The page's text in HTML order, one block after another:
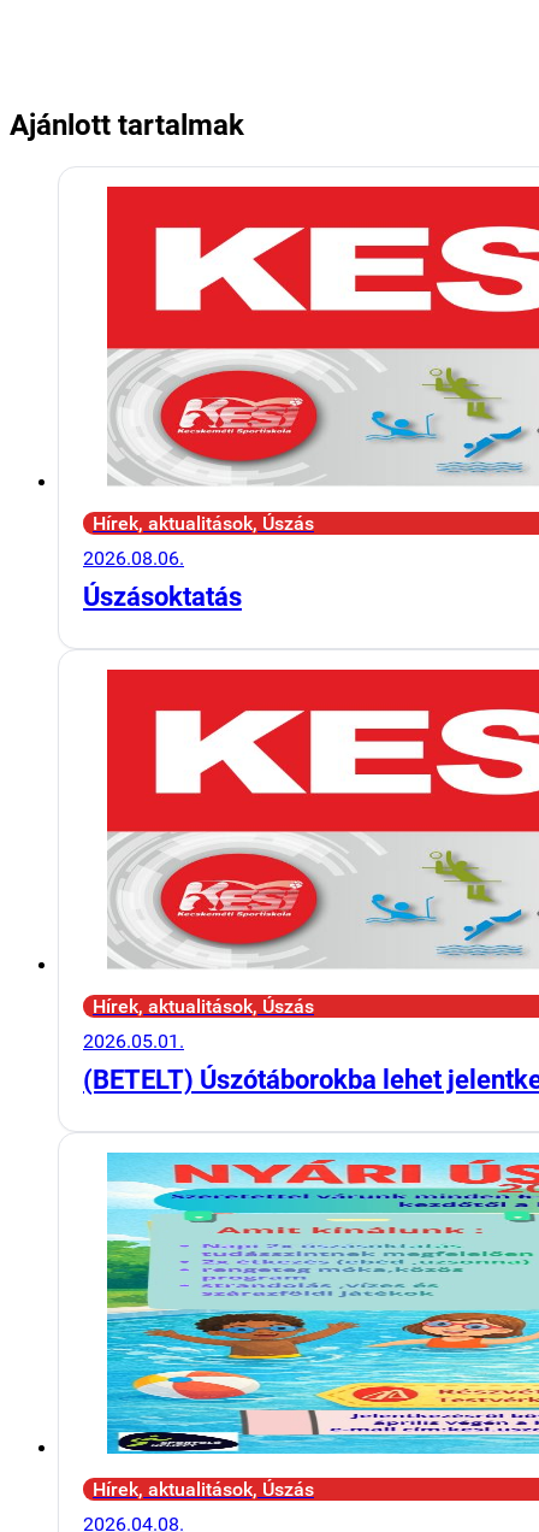
Ajánlott tartalmak
Hírek, aktualitások, Úszás
2026.08.06.
Úszásoktatás
Hírek, aktualitások, Úszás
2026.05.01.
(BETELT) Úszótáborokba lehet
Hírek, aktualitások, Úszás
2026.04.08.